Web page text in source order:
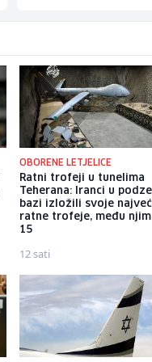
OBORENE LETJELICE
Ratni trofeji u tunelima
Teherana: Iranci u
bazi izložili svoje
ratne trofeje, među
15
12 sati